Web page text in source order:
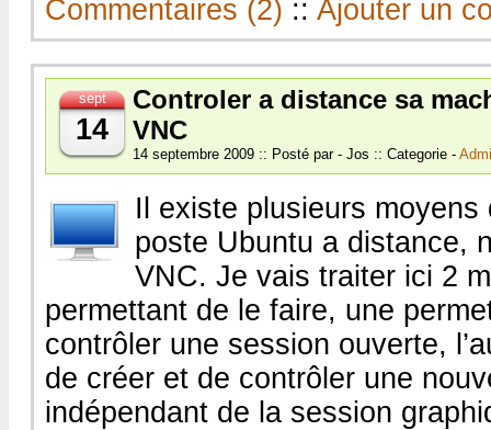
Commentaires (2) :: Ajouter un
sept
14
Controler a distance sa
VNC
14 septembre 2009 :: Posté par - Jos :: Categorie -
Il existe plusieurs moyens
poste Ubuntu a distance,
VNC. Je vais traiter ici 2
permettant de le faire, une
contrôler une session ouverte,
de créer et de contrôler une
indépendant de la session